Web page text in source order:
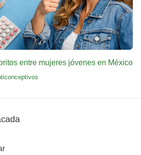
entre mujeres jóvenes en México